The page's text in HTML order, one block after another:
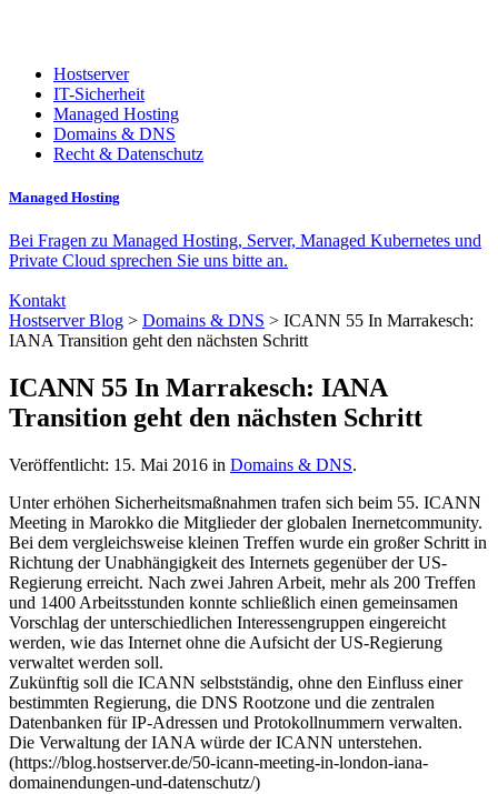
Hostserver
IT-Sicherheit
Managed Hosting
Domains & DNS
Recht & Datenschutz
Managed Hosting
Bei Fragen zu Managed Hosting, Server, Managed Kubernetes und
Private Cloud sprechen Sie uns bitte an.
Kontakt
Hostserver Blog > Domains & DNS > ICANN 55 In Marrakesch:
IANA Transition geht den nächsten Schritt
ICANN 55 In Marrakesch: IANA
Transition geht den nächsten Schritt
Veröffentlicht: 15. Mai 2016 in Domains & DNS.
Unter erhöhen Sicherheitsmaßnahmen trafen sich beim 55. ICANN
Meeting in Marokko die Mitglieder der globalen Inernetcommunity.
Bei dem vergleichsweise kleinen Treffen wurde ein großer Schritt in
Richtung der Unabhängigkeit des Internets gegenüber der US-
Regierung erreicht. Nach zwei Jahren Arbeit, mehr als 200 Treffen
und 1400 Arbeitsstunden konnte schließlich einen gemeinsamen
Vorschlag der unterschiedlichen Interessengruppen eingereicht
werden, wie das Internet ohne die Aufsicht der US-Regierung
verwaltet werden soll.
Zukünftig soll die ICANN selbstständig, ohne den Einfluss einer
bestimmten Regierung, die DNS Rootzone und die zentralen
Datenbanken für IP-Adressen und Protokollnummern verwalten.
Die Verwaltung der IANA würde der ICANN unterstehen.
(https://blog.hostserver.de/50-icann-meeting-in-london-iana-
domainendungen-und-datenschutz/)